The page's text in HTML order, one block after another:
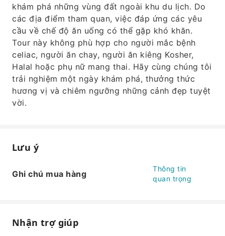
khám phá những vùng đất ngoài khu du lịch. Do
các địa điểm tham quan, việc đáp ứng các yêu
cầu về chế độ ăn uống có thể gặp khó khăn.
Tour này không phù hợp cho người mắc bệnh
celiac, người ăn chay, người ăn kiêng Kosher,
Halal hoặc phụ nữ mang thai. Hãy cùng chúng tôi
trải nghiệm một ngày khám phá, thưởng thức
hương vị và chiêm ngưỡng những cảnh đẹp tuyệt
vời.
Lưu ý
Ghi chú mua hàng
Thông tin
quan trọng
Nhận trợ giúp